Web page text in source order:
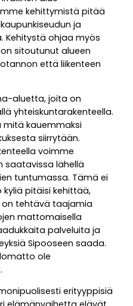
kehittymistä pitää
ja
Kehitystä ohjaa myös
sitoutunut alueen
että liikenteen
aluetta, joita on
yhteiskuntarakenteella.
kauemmaksi
siirrytään.
voimme
saatavissa lähellä
tuntumassa. Tämä ei
pitäisi kehittää,
tehtävä taajamia
mattomaisella
palveluita ja
Sipooseen saada.
ole
erityyppisiä